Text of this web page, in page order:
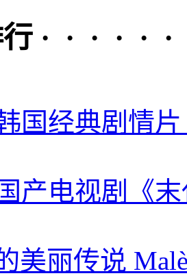
· · · · · ·
国经典剧情
产电视剧《
美丽传说